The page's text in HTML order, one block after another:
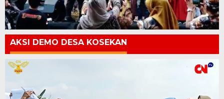
AKSI DEMO DESA KOSEKAN